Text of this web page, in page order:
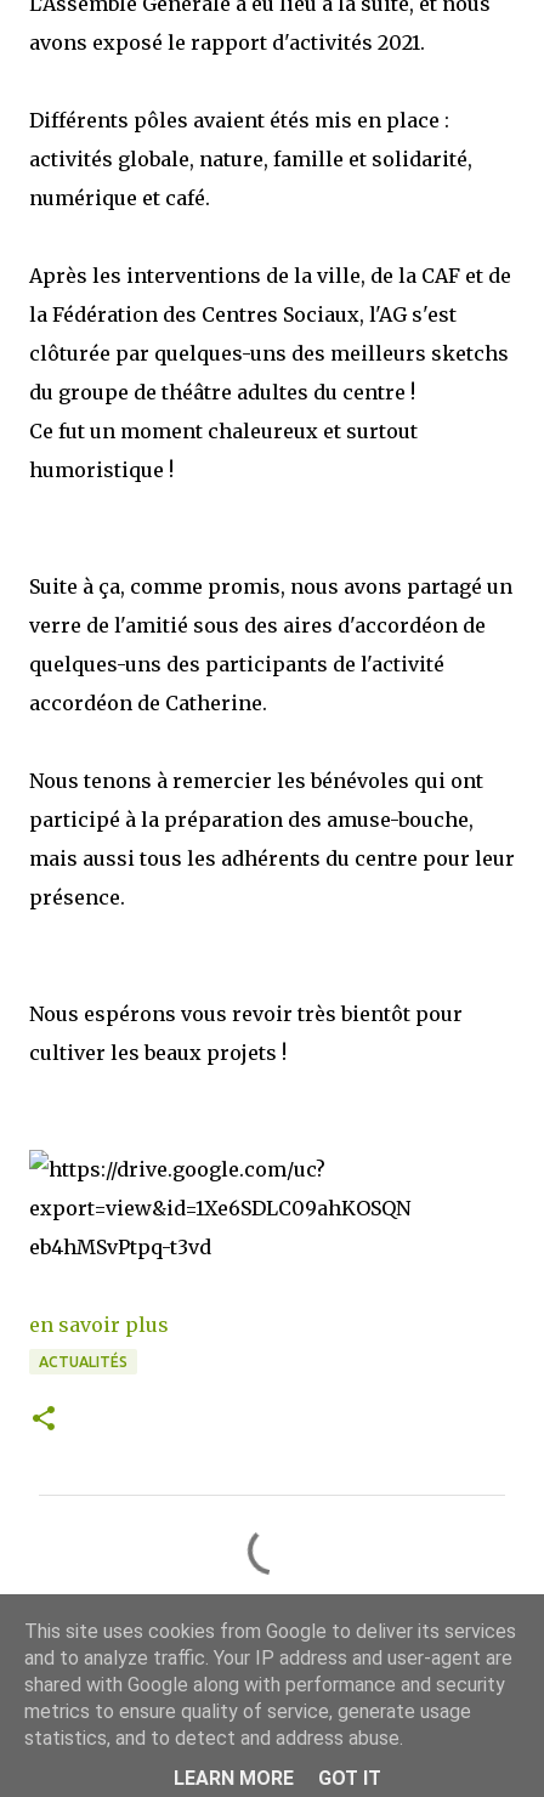
avons exposé le rapport d'activités 2021.
Différents pôles avaient étés mis en place :
activités globale, nature, famille et solidarité,
numérique et café.
Après les interventions de la ville, de la CAF et de
la Fédération des Centres Sociaux, l'AG s'est
clôturée par quelques-uns des meilleurs sketchs
du groupe de théâtre adultes du centre !
Ce fut un moment chaleureux et surtout
humoristique !
Suite à ça, comme promis, nous avons partagé un
verre de l'amitié sous des aires d'accordéon de
quelques-uns des participants de l'activité
accordéon de Catherine.
Nous tenons à remercier les bénévoles qui ont
participé à la préparation des amuse-bouche,
mais aussi tous les adhérents du centre pour leur
présence.
Nous espérons vous revoir très bientôt pour
cultiver les beaux projets !
en savoir plus
ACTUALITÉS
m
m
e
n
t
Fourni par Blogger
CCT
This site uses cookies from Google to deliver its services
and to analyze traffic. Your IP address and user-agent are
shared with Google along with performance and security
metrics to ensure quality of service, generate usage
statistics, and to detect and address abuse.
LEARN MORE
GOT IT